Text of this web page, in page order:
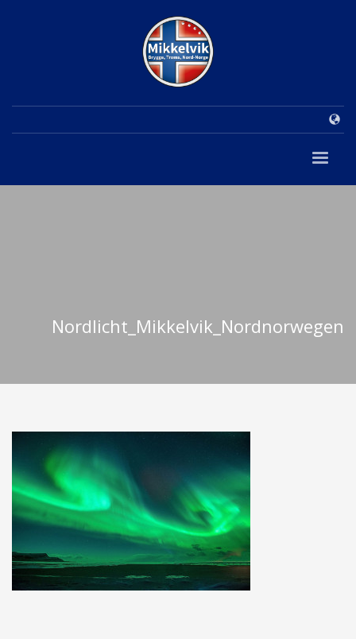
Nordlicht_Mikkelvik_Nordnorwegen